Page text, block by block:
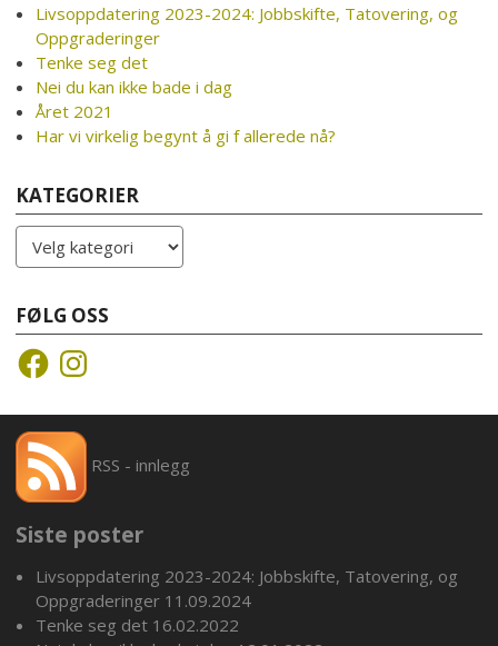
Livsoppdatering 2023-2024: Jobbskifte, Tatovering, og
Oppgraderinger
Tenke seg det
Nei du kan ikke bade i dag
Året 2021
Har vi virkelig begynt å gi f allerede nå?
KATEGORIER
Kategorier
FØLG OSS
FacebookInstagram
RSS - innlegg
Siste poster
Livsoppdatering 2023-2024: Jobbskifte, Tatovering, og
Oppgraderinger 11.09.2024
Tenke seg det 16.02.2022